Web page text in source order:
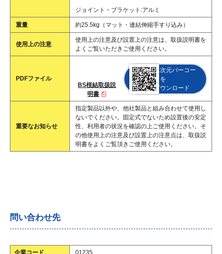
ジョイント・ブラケット:アルミ
重量 約25.5kg（マット・連結伸縮手すり込み）
使用上の注意
使用上の注意及び設置上の注意は、取扱説明書を
よくご覧いただきご使用ください。
PDFファイル
BS桜結取扱説
明書
二次元バーコー
ドを
ダウンロード
重要なお知らせ
指定製品以外や、他社製品と組み合わせて使用し
ないでください。固定式でないため設置後の安定
性、利用者の状況を確認の上ご使用ください。そ
の他使用上の注意及び設置上の注意点は、取扱説
明書をよくご覧頂きご使用ください。
問い合わせ先
企業コード 01235